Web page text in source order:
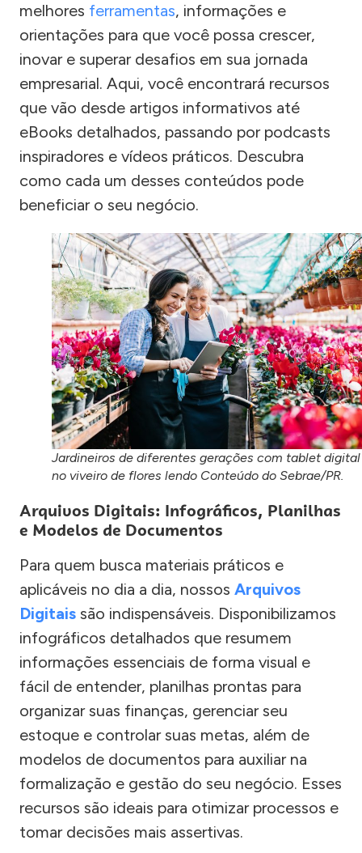
melhores ferramentas, informações e
orientações para que você possa crescer,
inovar e superar desafios em sua jornada
empresarial. Aqui, você encontrará recursos
que vão desde artigos informativos até
eBooks detalhados, passando por podcasts
inspiradores e vídeos práticos. Descubra
como cada um desses conteúdos pode
beneficiar o seu negócio.
Jardineiros de diferentes gerações com tablet digital
no viveiro de flores lendo Conteúdo do Sebrae/PR.
Arquivos Digitais: Infográficos, Planilhas
e Modelos de Documentos
Para quem busca materiais práticos e
aplicáveis no dia a dia, nossos Arquivos
Digitais são indispensáveis. Disponibilizamos
infográficos detalhados que resumem
informações essenciais de forma visual e
fácil de entender, planilhas prontas para
organizar suas finanças, gerenciar seu
estoque e controlar suas metas, além de
modelos de documentos para auxiliar na
formalização e gestão do seu negócio. Esses
recursos são ideais para otimizar processos e
tomar decisões mais assertivas.